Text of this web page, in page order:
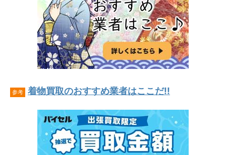
参考 着物買取のおすすめ業者はここだ!!